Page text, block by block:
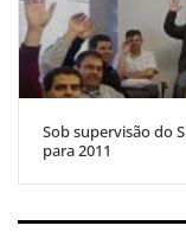
Sob supervisão do
para 2011